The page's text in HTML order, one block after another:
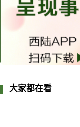
大家都在看